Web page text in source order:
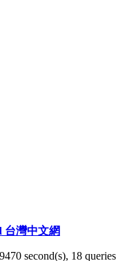
台灣中文網
second(s), 18